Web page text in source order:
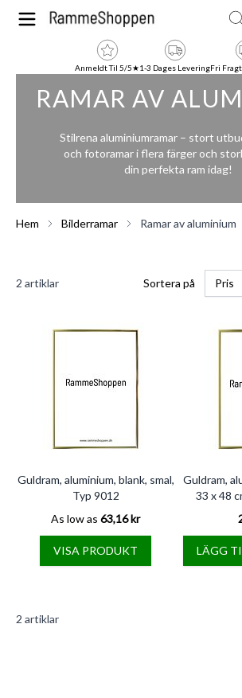
Hoppa till innehållet
Anmeldt Til 5/5★1-3 Dages LeveringFri
RAMAR AV
Stilrena aluminiumramar – stort
och fotoramar i flera färger och
din perfekta ram idag!
Hem Bilderramar Ramar av aluminium
2 artiklar Sortera på
Guldram, aluminium, blank, smal,
Typ 9012
As low as 63,16 kr
VISA PRODUKT
Guldram,
33 x 48
LÄGG
2 artiklar